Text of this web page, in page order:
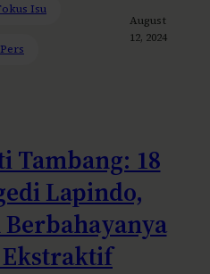
Isu
August
12, 2024
Tambang: 18
Lapindo,